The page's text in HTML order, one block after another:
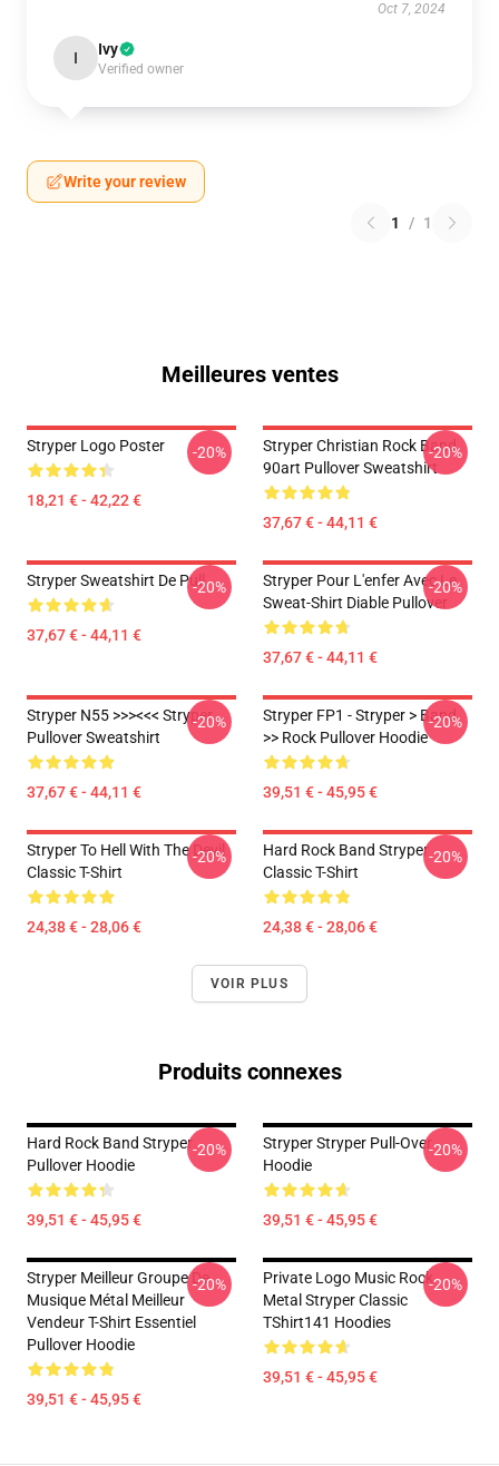
Oct 7, 2024
I Ivy
Verified owner
Write your review
1 / 1
Meilleures ventes
Stryper Logo Poster
18,21 € - 42,22 €
-20%
Stryper Christian Rock Band
90art Pullover Sweatshirt
37,67 € - 44,11 €
-20%
Stryper Sweatshirt De Pull
37,67 € - 44,11 €
-20%
Stryper Pour L'enfer Avec Le
Sweat-Shirt Diable Pullover
37,67 € - 44,11 €
-20%
Stryper N55 >>><<< Stryper
Pullover Sweatshirt
37,67 € - 44,11 €
-20%
Stryper FP1 - Stryper > Band
>> Rock Pullover Hoodie
39,51 € - 45,95 €
-20%
Stryper To Hell With The Devil
Classic T-Shirt
24,38 € - 28,06 €
-20%
Hard Rock Band Stryper
Classic T-Shirt
24,38 € - 28,06 €
-20%
VOIR PLUS
Produits connexes
Hard Rock Band Stryper
Pullover Hoodie
39,51 € - 45,95 €
-20%
Stryper Stryper Pull-Over
Hoodie
39,51 € - 45,95 €
-20%
Stryper Meilleur Groupe De
Musique Métal Meilleur
Vendeur T-Shirt Essentiel
Pullover Hoodie
39,51 € - 45,95 €
-20%
Private Logo Music Rock
Metal Stryper Classic
TShirt141 Hoodies
39,51 € - 45,95 €
-20%